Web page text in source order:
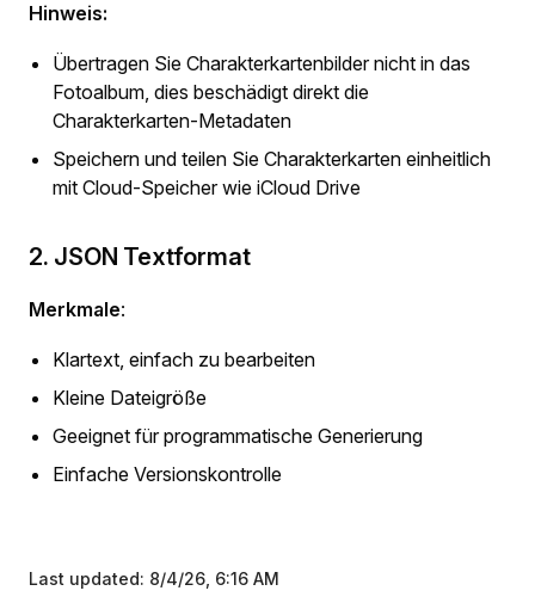
Hinweis:
Übertragen Sie Charakterkartenbilder nicht in das
Fotoalbum, dies beschädigt direkt die
Charakterkarten-Metadaten
Speichern und teilen Sie Charakterkarten einheitlich
mit Cloud-Speicher wie iCloud Drive
2. JSON Textformat
Merkmale:
Klartext, einfach zu bearbeiten
Kleine Dateigröße
Geeignet für programmatische Generierung
Einfache Versionskontrolle
Last updated: 8/4/26, 6:16 AM